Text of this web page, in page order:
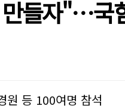
들자"…국
원 등 100여명 참석